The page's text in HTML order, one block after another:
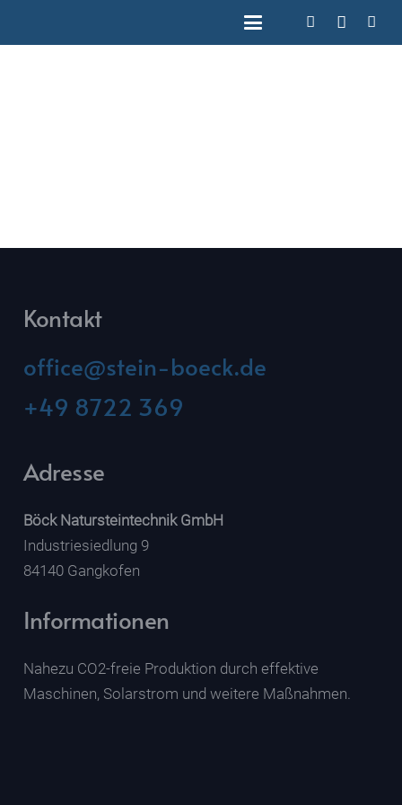
Kontakt
office@stein-boeck.de
+49 8722 369
Adresse
Böck Natursteintechnik GmbH
Industriesiedlung 9
84140 Gangkofen
Informationen
Nahezu CO2-freie Produktion durch effektive
Maschinen, Solarstrom und weitere Maßnahmen.